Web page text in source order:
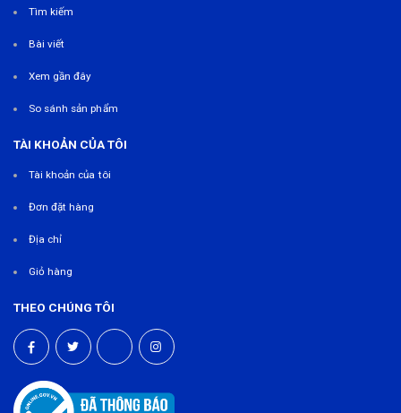
Tìm kiếm
Bài viết
Xem gần đây
So sánh sản phẩm
TÀI KHOẢN CỦA TÔI
Tài khoản của tôi
Đơn đặt hàng
Địa chỉ
Giỏ hàng
THEO CHÚNG TÔI